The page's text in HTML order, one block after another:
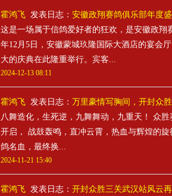
霍鸿飞 发表日志： 安徽政翔赛鸽俱乐部年度
这是一场属于信鸽爱好者的狂欢，是安徽政翔
年12月5日，安徽蒙城玖隆国际大酒店的宴会
大的庆典在此隆重举行。宾客...
2024-12-13 08:11
霍鸿飞 发表日志： 万里豪情写胸间，开封众
八舞造化，生死逆，九舞舞动，九重天！ 众
开启， 战鼓轰鸣，直冲云霄，热血与辉煌的
鸽名血，最终换...
2024-11-21 15:40
霍鸿飞 发表日志： 开封众胜三关武汉站风云